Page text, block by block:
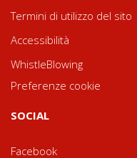
Termini di utilizzo del sito
Accessibilità
WhistleBlowing
Preferenze cookie
SOCIAL
Facebook